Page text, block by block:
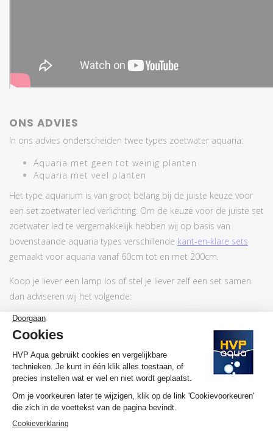
ONS ADVIES
In ons advies onderscheiden twee types zoetwater aquaria:
Aquaria met geen tot weinig planten
Aquaria met veel planten
Het type aquarium is van groot belang bij de juiste keuze voor
een set zoetwater led verlichting. Om de keuze voor de juiste set
zoetwater led te vergemakkelijk hebben wij op basis van
bovenstaande aquaria types verschillende kant-en-klare sets
gemaakt voor aquaria vanaf 60cm tot en met 200cm.
Koop je liever een lamp los of stel je liever zelf een set samen
dan adviseren wij het volgende:
Aquarium type
diepte aquarium (voor
Weinig tot geen planten
2 lamp
Veel planten
4 lampen
Onze klanten kiezen veelal voor een Starter Pack + een RGB
Add-on.